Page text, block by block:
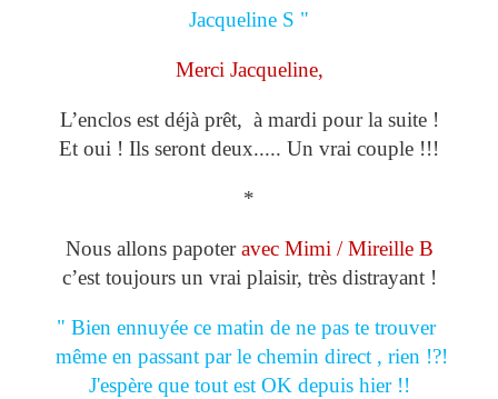
Jacqueline S "
Merci Jacqueline,
L’enclos est déjà prêt, à mardi pour la suite !
Et oui ! Ils seront deux..... Un vrai couple !!!
*
Nous allons papoteravec Mimi / Mireille B
c’est toujours un vrai plaisir, très distrayant !
" Bien ennuyée ce matin de ne pas te trouver
même en passant par le chemin direct , rien !?!
J'espère que tout est OK depuis hier !!